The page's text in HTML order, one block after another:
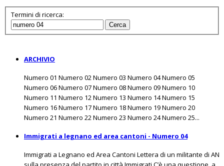
Termini di ricerca:
Cerca
ARCHIVIO
Numero 01 Numero 02 Numero 03 Numero 04 Numero 05
Numero 06 Numero 07 Numero 08 Numero 09 Numero 10
Numero 11 Numero 12 Numero 13 Numero 14 Numero 15
Numero 16 Numero 17 Numero 18 Numero 19 Numero 20
Numero 21 Numero 22 Numero 23 Numero 24 Numero 25...
Immigrati a legnano ed area cantoni - Numero 04
Immigrati a Legnano ed Area Cantoni Lettera di un militante di AN